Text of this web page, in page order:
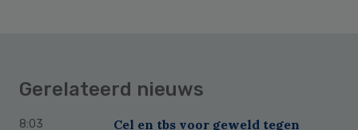
Gerelateerd nieuws
8:03
Cel en tbs voor geweld tegen